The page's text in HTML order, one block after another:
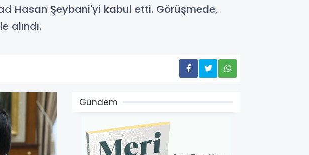
Hasan Şeybani'yi kabul etti. Görüşmede,
alındı.
Gündem